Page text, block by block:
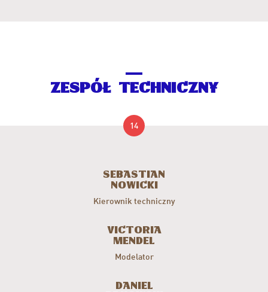
ZESPÓŁ TECHNICZNY
14
Sebastian
Nowicki
Kierownik techniczny
Victoria
Mendel
Modelator
Daniel